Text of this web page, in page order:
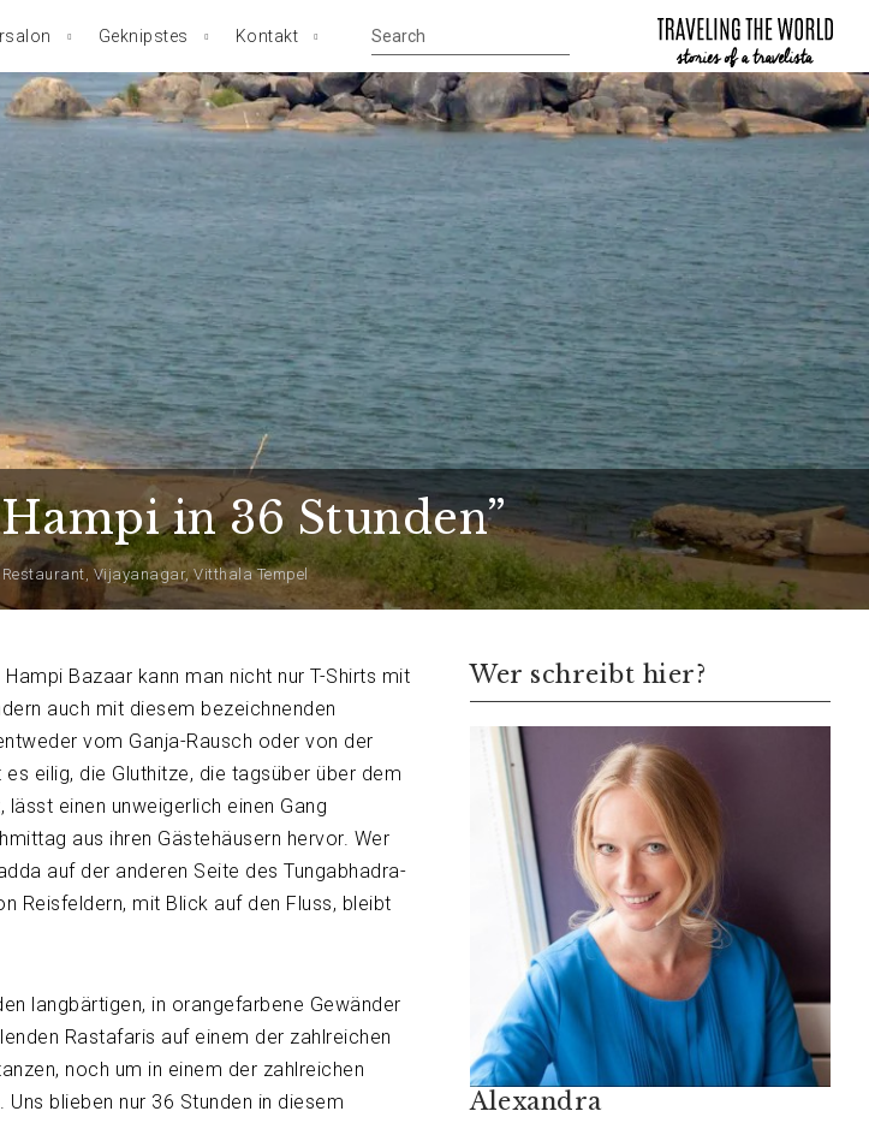
Geknipstes Kontakt
in 36 Stunden”
Restaurant, Vijayanagar,Vitthala Tempel
Bazaar kann man nicht nur T-Shirts mit
auch mit diesem bezeichnenden
vom Ganja-Rausch oder von der
eilig, die Gluthitze, die tagsüber über dem
einen unweigerlich einen Gang
aus ihren Gästehäusern hervor. Wer
auf der anderen Seite des Tungabhadra-
Reisfeldern, mit Blick auf den Fluss, bleibt
langbärtigen, in orangefarbene Gewänder
Rastafaris auf einem der zahlreichen
noch um in einem der zahlreichen
blieben nur 36 Stunden in diesem
Wer schreibt hier?
Alexandra